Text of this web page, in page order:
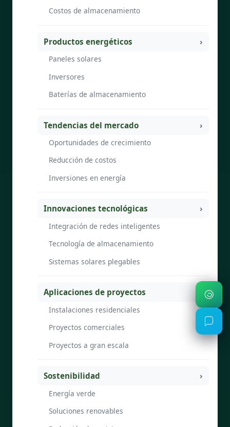
Costos de almacenamiento
Productos energéticos
Paneles solares
Inversores
Baterías de almacenamiento
Tendencias del mercado
Oportunidades de crecimiento
Reducción de costos
Inversiones en energía
Innovaciones tecnológicas
Integración de redes inteligentes
Tecnología de almacenamiento
Sistemas solares plegables
Aplicaciones de proyectos
Instalaciones residenciales
Proyectos comerciales
Proyectos a gran escala
Sostenibilidad
Energía verde
Soluciones renovables